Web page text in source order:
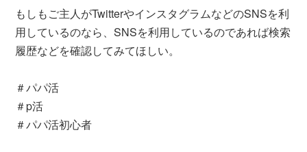
もしもご主人がTwitterやインスタグラムなどのSNSを利
用しているのなら、SNSを利用しているのであれば検索
履歴などを確認してみてほしい。
＃パパ活
＃p活
＃パパ活初心者